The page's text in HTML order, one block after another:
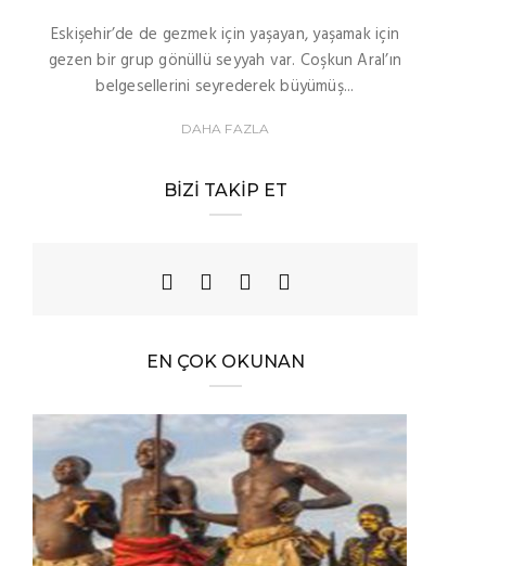
Eskişehir’de de gezmek için yaşayan, yaşamak için
gezen bir grup gönüllü seyyah var. Coşkun Aral’ın
belgesellerini seyrederek büyümüş...
DAHA FAZLA
BIZI TAKIP ET
EN ÇOK OKUNAN